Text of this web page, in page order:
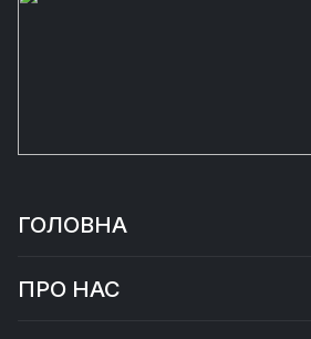
ГОЛОВНА
ПРО НАС